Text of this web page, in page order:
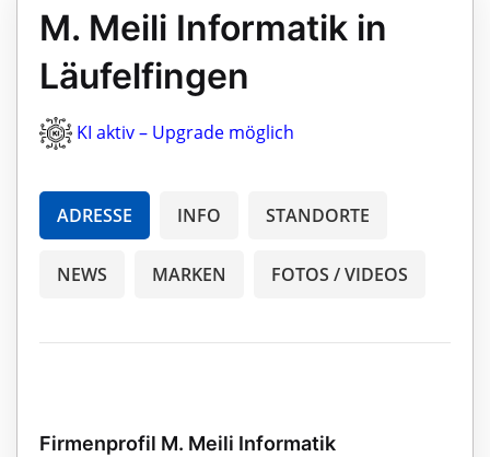
M. Meili Informatik in
Läufelfingen
KI aktiv – Upgrade möglich
ADRESSE INFO STANDORTE
NEWS MARKEN FOTOS / VIDEOS
Firmenprofil M. Meili Informatik